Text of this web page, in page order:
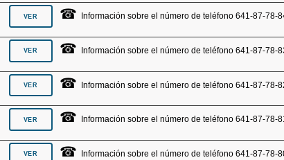
☎ Información sobre el número de teléfono 641-87-78-
☎ Información sobre el número de teléfono 641-87-78-
☎ Información sobre el número de teléfono 641-87-78-
☎ Información sobre el número de teléfono 641-87-78-81
☎ Información sobre el número de teléfono 641-87-78-